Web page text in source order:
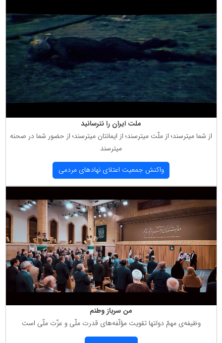
ملت ایران را نترسانید
از شما میترسند؛ از ملّت میترسند؛ از ایمانتان میترسند؛ از حضور شما در صحنه
میترسند
واكنش جمعیت اعتلای نهادهای مردمی
من سرباز وطنم
وظیفه‌ی مهمّ دولتها تقویت مؤلّفه‌های قدرت ملّی و عزّت ملّی است